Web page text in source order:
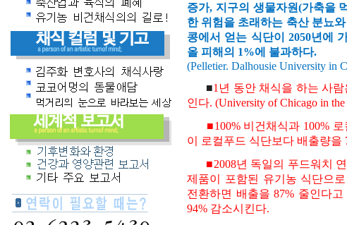
증가, 지구의 생물자원(가축을
한 위험을 초래하는 축산 분뇨와
콩에서 얻는 식단이 2050년에
올 피해의 1%에 불과하다.
(Pelletier. Dalhousie University in
■1 년 동안 채식을 하는 사람
인다. (University of Chicago in
■100% 비건채식과 100% 로
이
로컬푸드 식단보다 배출량을
■2008년 독일의 푸드워치
제품이
포함된 유기농 식단으로
전환하면 배출을 87% 줄인다고
94% 감소시킨다.